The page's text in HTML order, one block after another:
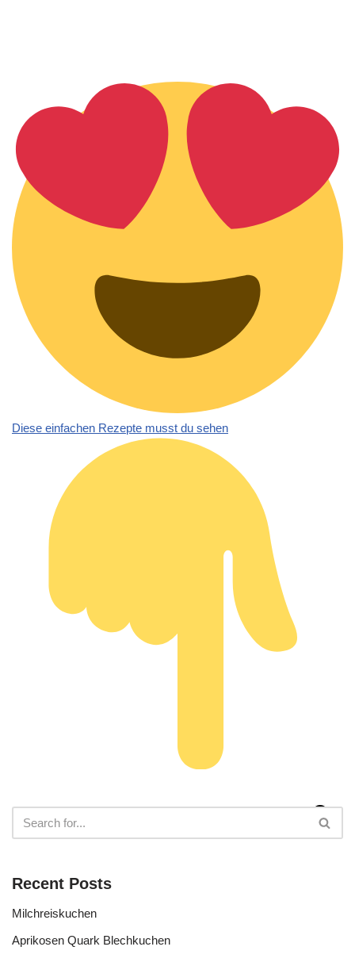
Diese einfachen Rezepte musst du sehen
Recent Posts
Milchreiskuchen
Aprikosen Quark Blechkuchen